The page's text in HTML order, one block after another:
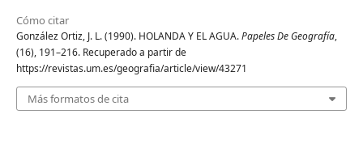
Cómo citar
González Ortiz, J. L. (1990). HOLANDA Y EL AGUA.Papeles De Geografía,
(16), 191–216. Recuperado a partir de
https://revistas.um.es/geografia/article/view/43271
Más formatos de cita